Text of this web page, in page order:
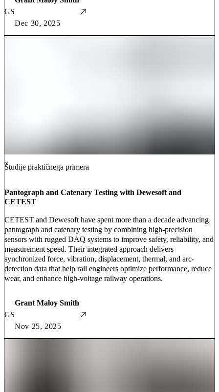
GS
Dec 30, 2025
Študije praktičnega primera
Pantograph and Catenary Testing with Dewesoft and
CETEST
CETEST and Dewesoft have spent more than a decade advancing
pantograph and catenary testing by combining high-precision
sensors with rugged DAQ systems to improve safety, reliability, and
measurement speed. Their integrated approach delivers
synchronized force, vibration, displacement, thermal, and arc-
detection data that help rail engineers optimize performance, reduce
wear, and enhance high-voltage railway operations.
GS
Grant Maloy Smith
Nov 25, 2025